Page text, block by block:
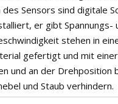
Sensors sind digitale
er gibt Spannungs-
stehen in
gefertigt und mit
und an der Drehposition
und Staub verhindern.